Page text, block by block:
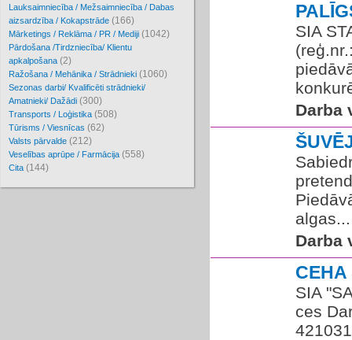
Lauksaimniecība / Mežsaimniecība / Dabas
aizsardzība / Kokapstrāde (166)
Mārketings / Reklāma / PR / Mediji (1042)
Pārdošana /Tirdzniecība/ Klientu
apkalpošana (2)
Ražošana / Mehānika / Strādnieki (1060)
Sezonas darbi/ Kvalificēti strādnieki/
Amatnieki/ Dažādi (300)
Transports / Loģistika (508)
Tūrisms / Viesnīcas (62)
Valsts pārvalde (212)
Veselības aprūpe / Farmācija (558)
Cita (144)
SIA
Darba
algas...
Darba
SIA
ces